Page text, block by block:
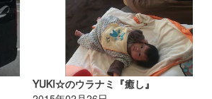
YUKI☆のウラナミ『癒し』